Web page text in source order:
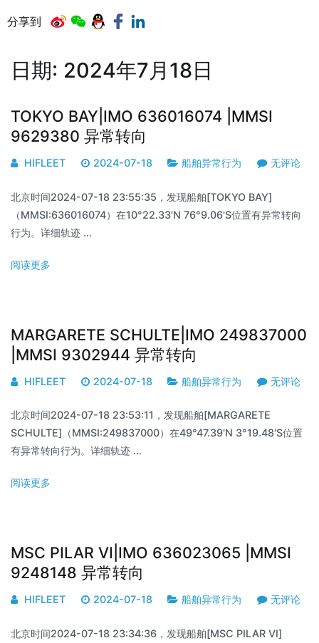
分享到
日期: 2024年7月18日
TOKYO BAY|IMO 636016074 |MMSI
9629380 异常转向
HIFLEET 2024-07-18 船舶异常行为 无评论
北京时间2024-07-18 23:55:35，发现船舶[TOKYO BAY]
（MMSI:636016074）在10°22.33'N 76°9.06'S位置有异常转向
行为。详细轨迹 …
阅读更多
MARGARETE SCHULTE|IMO 249837000
|MMSI 9302944 异常转向
HIFLEET 2024-07-18 船舶异常行为 无评论
北京时间2024-07-18 23:53:11，发现船舶[MARGARETE
SCHULTE]（MMSI:249837000）在49°47.39'N 3°19.48'S位置
有异常转向行为。详细轨迹 …
阅读更多
MSC PILAR VI|IMO 636023065 |MMSI
9248148 异常转向
HIFLEET 2024-07-18 船舶异常行为 无评论
北京时间2024-07-18 23:34:36，发现船舶[MSC PILAR VI]